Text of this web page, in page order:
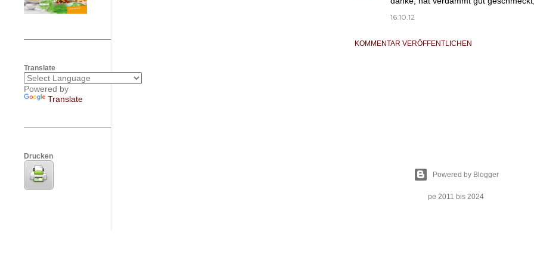
16.10.12
KOMMENTAR VERÖFFENTLICHEN
Powered by Blogger
pe 2011 bis 2024
Translate
Powered by
Translate
Drucken